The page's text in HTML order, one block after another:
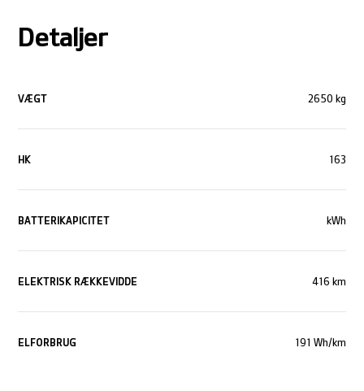
Detaljer
VÆGT 2650 kg
HK 163
BATTERIKAPICITET kWh
ELEKTRISK RÆKKEVIDDE 416 km
ELFORBRUG 191 Wh/km